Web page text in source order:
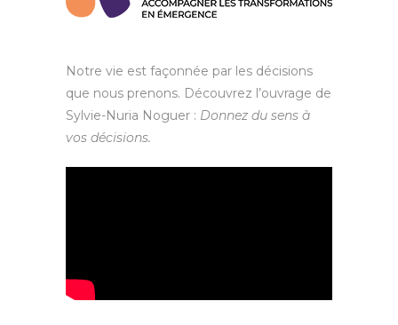
Notre vie est façonnée par les décisions
que nous prenons. Découvrez l’ouvrage de
Sylvie-Nuria Noguer : Donnez du sens à
vos décisions.